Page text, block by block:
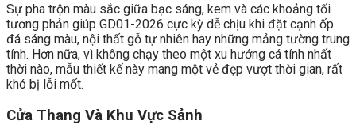
Sự pha trộn màu sắc giữa bạc sáng, kem và các khoảng tối
tương phản giúp GD01-2026 cực kỳ dễ chịu khi đặt cạnh ốp
đá sáng màu, nội thất gỗ tự nhiên hay những mảng tường trung
tính. Hơn nữa, vì không chạy theo một xu hướng cá tính nhất
thời nào, mẫu thiết kế này mang một vẻ đẹp vượt thời gian, rất
khó bị lỗi mốt.
Cửa Thang Và Khu Vực Sảnh